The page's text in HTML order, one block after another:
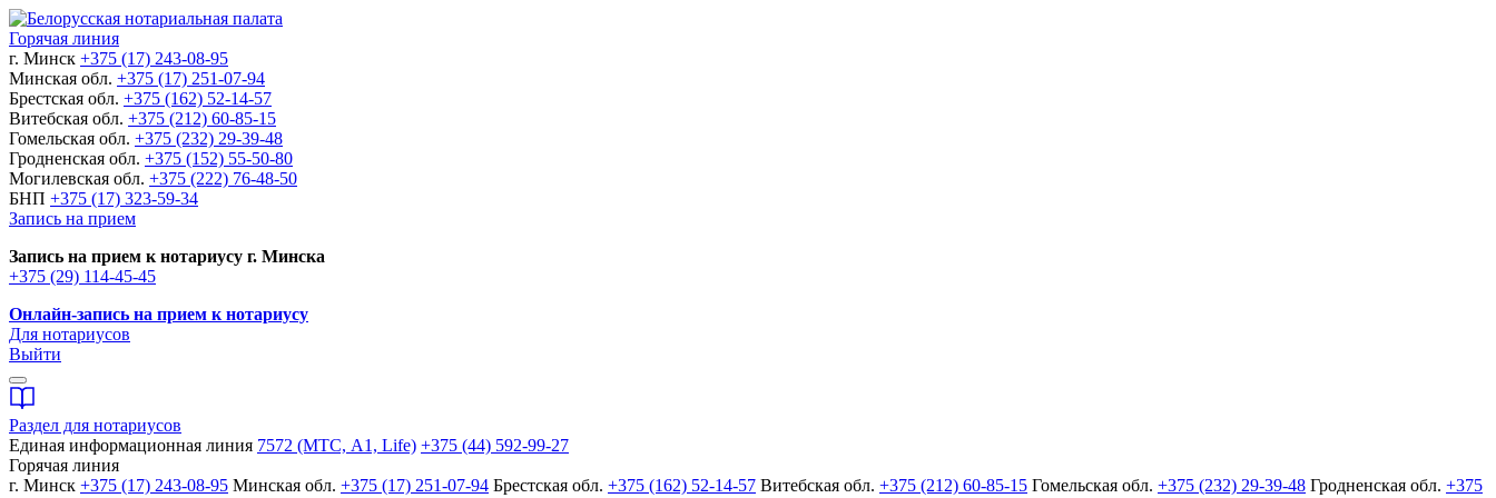
Горячая линия
г. Минск +375 (17) 243-08-95
Минская обл. +375 (17) 251-07-94
Брестская обл. +375 (162) 52-14-57
Витебская обл. +375 (212) 60-85-15
Гомельская обл. +375 (232) 29-39-48
Гродненская обл. +375 (152) 55-50-80
Могилевская обл. +375 (222) 76-48-50
БНП +375 (17) 323-59-34
Запись на прием
Запись на прием к нотариусу г. Минска
+375 (29) 114-45-45
Онлайн-запись на прием к нотариусу
Для нотариусов
Выйти
Раздел для нотариусов
Единая информационная линия 7572 (МТС, A1, Life) +375 (44) 592-99-27
Горячая линия
г. Минск +375 (17) 243-08-95 Минская обл. +375 (17) 251-07-94 Брестская обл. +375 (162) 52-14-57 Витебская обл. +375 (212) 60-85-15 Гомельская обл. +375 (232) 29-39-48 Гродненская обл. +375